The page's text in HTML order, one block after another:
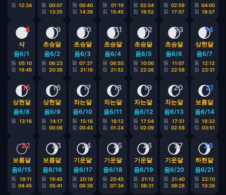
짐 12:34 뜸 00:07
짐
13:35
뜸 00:40
짐 14:39
뜸
01:19
짐
15:45
뜸 02:04
짐 16:52
뜸 02:58
짐
17:57
뜸 04:00
짐 18:57
8
🌑
삭
음6/1
뜸 05:10
짐 19:49
9
🌒
초승달
음6/2
뜸 06:23
짐 20:36
10
🌒
초승달
음6/3
뜸 07:37
짐
21:16
11
🌒
초승달
음6/4
뜸 08:50
짐
21:52
12
🌒
초승달
음6/5
뜸 10:00
짐 22:26
13
🌒
초승달
음6/6
뜸
11:07
짐 22:58
14
🌒
상현달
음6/7
뜸
12:12
짐 23:31
15
🌓
상현달
음6/8
뜸 13:16
16
🌔
상현달
음6/9
뜸
14:17
짐 00:06
17
🌔
차는달
음6/10
뜸
15:16
짐 00:43
18
🌔
차는달
음6/11
뜸
16:12
짐
01:24
19
🌔
차는달
음6/12
뜸 17:04
짐 02:09
20
🌔
차는달
음6/13
뜸
17:51
짐 02:58
21
🌔
보름달
음6/14
뜸 18:33
짐 03:51
22
🌕
보름달
음6/15
뜸
19:11
짐 04:45
23
🌖
보름달
음6/16
뜸
19:45
짐
05:41
24
🌖
기운달
음6/17
뜸 20:16
짐 06:38
25
🌖
기운달
음6/18
뜸 20:45
짐 07:34
26
🌖
기운달
음6/19
뜸
21:12
짐 08:31
27
🌖
기운달
음6/20
뜸
21:40
짐 09:28
28
🌖
하현달
음6/21
뜸 22:10
짐 10:26